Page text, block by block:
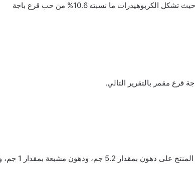
ما نسبته 10.6% من حب قرع باجة
قرع مقمر بالتقرير التالي.